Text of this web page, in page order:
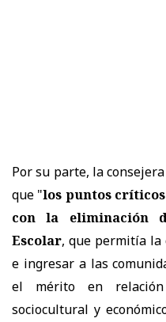
Por su parte, la
que "los puntos
con la eliminación
Escolar, que permitía la
e ingresar a las
el mérito en
sociocultural y